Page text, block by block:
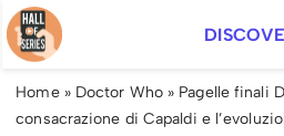
Vai
al
contenuto
Home» Doctor Who» Pagelle finali
consacrazione di Capaldi e